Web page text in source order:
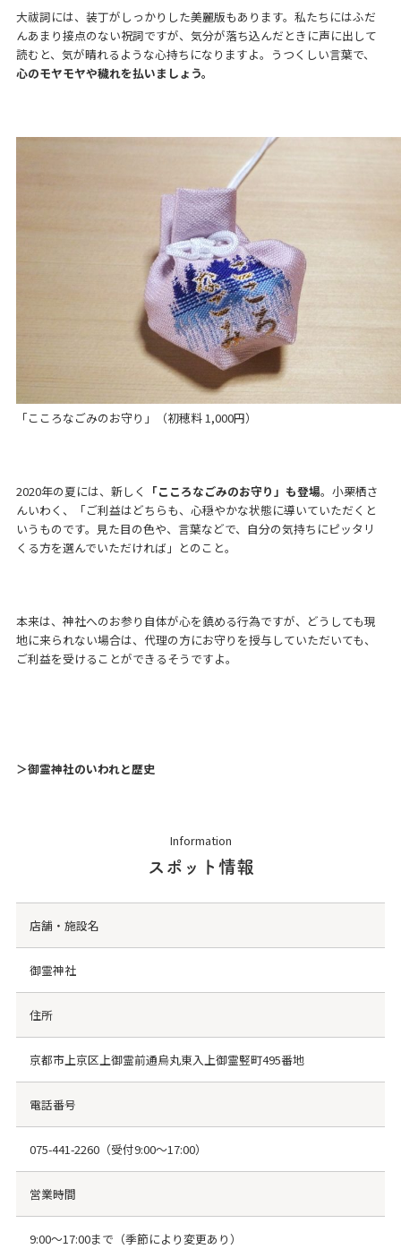
大祓詞には、装丁がしっかりした美麗版もあります。私たちにはふだ
んあまり接点のない祝詞ですが、気分が落ち込んだときに声に出して
読むと、気が晴れるような心持ちになりますよ。うつくしい言葉で、
心のモヤモヤや穢れを払いましょう。
「こころなごみのお守り」（初穂料 1,000円）
2020年の夏には、新しく 「こころなごみのお守り」も登場。小栗栖さ
んいわく、「ご利益はどちらも、心穏やかな状態に導いていただくと
いうものです。見た目の色や、言葉などで、自分の気持ちにピッタリ
くる方を選んでいただければ」とのこと。
本来は、神社へのお参り自体が心を鎮める行為ですが、どうしても現
地に来られない場合は、代理の方にお守りを授与していただいても、
ご利益を受けることができるそうですよ。
＞御霊神社のいわれと歴史
Information
スポット情報
店舗・施設名
御霊神社
住所
京都市上京区上御霊前通烏丸東入上御霊竪町495番地
電話番号
075-441-2260（受付9:00～17:00）
営業時間
9:00～17:00まで（季節により変更あり）